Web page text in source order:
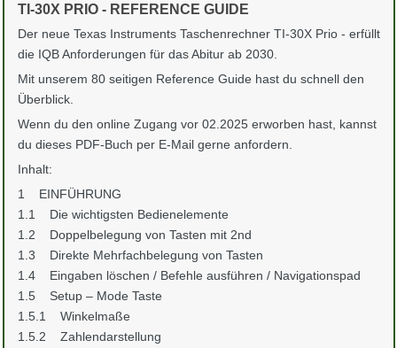
TI-30X PRIO - REFERENCE GUIDE
Der neue Texas Instruments Taschenrechner TI-30X Prio - erfüllt
die IQB Anforderungen für das Abitur ab 2030.
Mit unserem 80 seitigen Reference Guide hast du schnell den
Überblick.
Wenn du den online Zugang vor 02.2025 erworben hast, kannst
du dieses PDF-Buch per E-Mail gerne anfordern.
Inhalt:
1 EINFÜHRUNG
1.1 Die wichtigsten Bedienelemente
1.2 Doppelbelegung von Tasten mit 2nd
1.3 Direkte Mehrfachbelegung von Tasten
1.4 Eingaben löschen / Befehle ausführen / Navigationspad
1.5 Setup – Mode Taste
1.5.1 Winkelmaße
1.5.2 Zahlendarstellung